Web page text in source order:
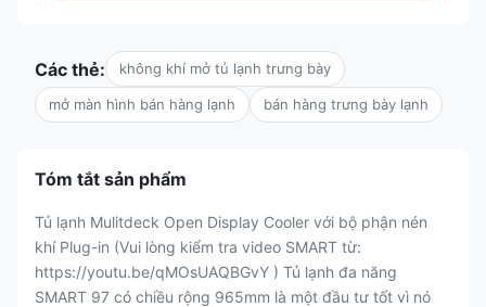
Các thẻ: không khí mở tủ lạnh trưng bày
mở màn hình bán hàng lạnh bán hàng trưng bày lạnh
Tóm tắt sản phẩm
Tủ lạnh Mulitdeck Open Display Cooler với bộ phận nén
khí Plug-in (Vui lòng kiểm tra video SMART từ:
https://youtu.be/qMOsUAQBGvY ) Tủ lạnh đa năng
SMART 97 có chiều rộng 965mm là một đầu tư tốt vì nó